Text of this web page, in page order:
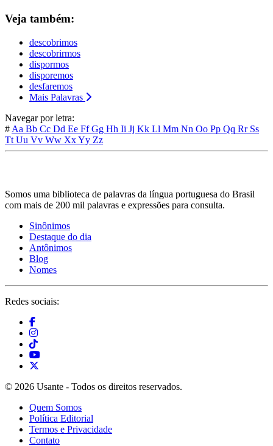
Veja também:
descobrimos
descobrirmos
dispormos
disporemos
desfaremos
Mais Palavras
Navegar por letra:
# Aa Bb Cc Dd Ee FfGg Hh Ii Jj Kk Ll Mm Nn Oo Pp Qq Rr Ss
Tt Uu Vv Ww XxYy Zz
Somos uma biblioteca de palavras da língua portuguesa do Brasil
com mais de 200 mil palavras e expressões para consulta.
Sinônimos
Destaque do dia
Antônimos
Blog
Nomes
Redes sociais:
© 2026 Usante - Todos os direitos reservados.
Quem Somos
Política Editorial
Termos e Privacidade
Contato